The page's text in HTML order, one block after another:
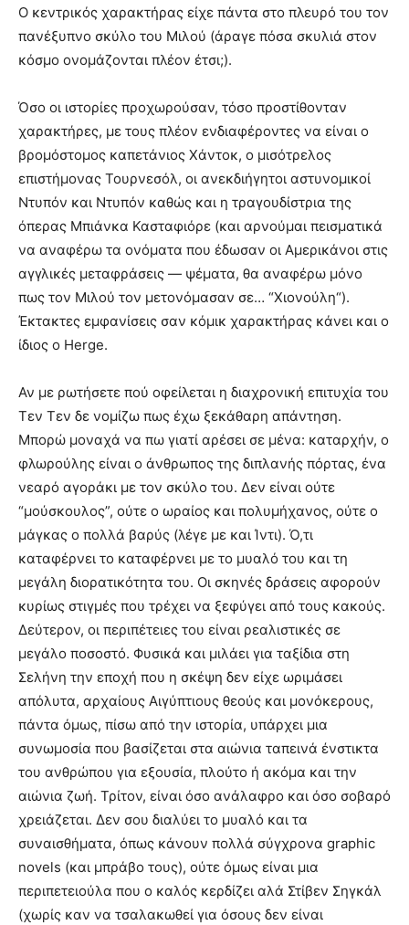
Ο κεντρικός χαρακτήρας είχε πάντα στο πλευρό του τον
πανέξυπνο σκύλο του Μιλού (άραγε πόσα σκυλιά στον
κόσμο ονομάζονται πλέον έτσι;).
Όσο οι ιστορίες προχωρούσαν, τόσο προστίθονταν
χαρακτήρες, με τους πλέον ενδιαφέροντες να είναι ο
βρομόστομος καπετάνιος Χάντοκ, ο μισότρελος
επιστήμονας Τουρνεσόλ, οι ανεκδιήγητοι αστυνομικοί
Ντυπόν και Ντυπόν καθώς και η τραγουδίστρια της
όπερας Μπιάνκα Κασταφιόρε (και αρνούμαι πεισματικά
να αναφέρω τα ονόματα που έδωσαν οι Αμερικάνοι στις
αγγλικές μεταφράσεις — ψέματα, θα αναφέρω μόνο
πως τον Μιλού τον μετονόμασαν σε… “Χιονούλη“).
Έκτακτες εμφανίσεις σαν κόμικ χαρακτήρας κάνει και ο
ίδιος ο Herge.
Αν με ρωτήσετε πού οφείλεται η διαχρονική επιτυχία του
Τεν Τεν δε νομίζω πως έχω ξεκάθαρη απάντηση.
Μπορώ μοναχά να πω γιατί αρέσει σε μένα: καταρχήν, ο
φλωρούλης είναι ο άνθρωπος της διπλανής πόρτας, ένα
νεαρό αγοράκι με τον σκύλο του. Δεν είναι ούτε
“μούσκουλος”, ούτε ο ωραίος και πολυμήχανος, ούτε ο
μάγκας ο πολλά βαρύς (λέγε με και Ίντι). Ό,τι
καταφέρνει το καταφέρνει με το μυαλό του και τη
μεγάλη διορατικότητα του. Οι σκηνές δράσεις αφορούν
κυρίως στιγμές που τρέχει να ξεφύγει από τους κακούς.
Δεύτερον, οι περιπέτειες του είναι ρεαλιστικές σε
μεγάλο ποσοστό. Φυσικά και μιλάει για ταξίδια στη
Σελήνη την εποχή που η σκέψη δεν είχε ωριμάσει
απόλυτα, αρχαίους Αιγύπτιους θεούς και μονόκερους,
πάντα όμως, πίσω από την ιστορία, υπάρχει μια
συνωμοσία που βασίζεται στα αιώνια ταπεινά ένστικτα
του ανθρώπου για εξουσία, πλούτο ή ακόμα και την
αιώνια ζωή. Τρίτον, είναι όσο ανάλαφρο και όσο σοβαρό
χρειάζεται. Δεν σου διαλύει το μυαλό και τα
συναισθήματα, όπως κάνουν πολλά σύγχρονα graphic
novels (και μπράβο τους), ούτε όμως είναι μια
περιπετειούλα που ο καλός κερδίζει αλά Στίβεν Σηγκάλ
(χωρίς καν να τσαλακωθεί για όσους δεν είναι